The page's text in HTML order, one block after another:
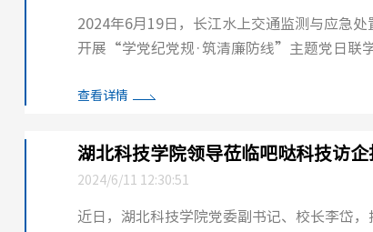
2024年6月19日，长江水上交通监测与应急
开展“学党纪党规·筑清廉防线”主题党日联
查看详情
湖北科技学院领导莅临吧哒科技访企
2024/6/11 12:30:51
近日，湖北科技学院党委副书记、校长李岱